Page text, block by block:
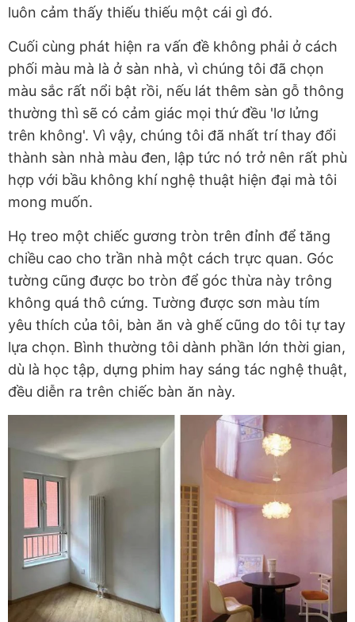
luôn cảm thấy thiếu thiếu một cái gì đó.
Cuối cùng phát hiện ra vấn đề không phải ở cách
phối màu mà là ở sàn nhà, vì chúng tôi đã chọn
màu sắc rất nổi bật rồi, nếu lát thêm sàn gỗ thông
thường thì sẽ có cảm giác mọi thứ đều 'lơ lửng
trên không'. Vì vậy, chúng tôi đã nhất trí thay đổi
thành sàn nhà màu đen, lập tức nó trở nên rất phù
hợp với bầu không khí nghệ thuật hiện đại mà tôi
mong muốn.
Họ treo một chiếc gương tròn trên đỉnh để tăng
chiều cao cho trần nhà một cách trực quan. Góc
tường cũng được bo tròn để góc thừa này trông
không quá thô cứng. Tường được sơn màu tím
yêu thích của tôi, bàn ăn và ghế cũng do tôi tự tay
lựa chọn. Bình thường tôi dành phần lớn thời gian,
dù là học tập, dựng phim hay sáng tác nghệ thuật,
đều diễn ra trên chiếc bàn ăn này.